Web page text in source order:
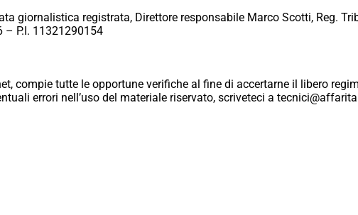
giornalistica registrata, Direttore responsabile Marco Scotti, Reg.
– P.I. 11321290154
compie tutte le opportune verifiche al fine di accertarne il libero
errori nell’uso del materiale riservato, scriveteci a